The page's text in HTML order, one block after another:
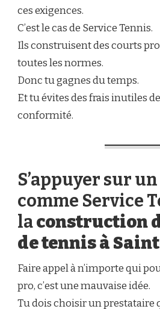
ces exigences.
C’est le cas de Service Tennis.
Ils construisent des courts
toutes les normes.
Donc tu gagnes du temps.
Et tu évites des frais inutiles
conformité.
S’appuyer sur
comme Service
laconstruction
de tennis à
Faire appel à n’importe qui
pro, c’est une mauvaise idée.
Tu dois choisir un prestataire